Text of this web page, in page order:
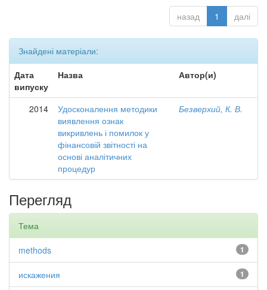
назад 1 далі
Знайдені матеріали:
Дата
випуску
Назва Автор(и)
2014
Удосконалення методики
виявлення ознак
викривлень і помилок у
фінансовій звітності на
основі аналітичних
процедур
Безверхий, К. В.
Перегляд
Тема
1
methods
1
искажения